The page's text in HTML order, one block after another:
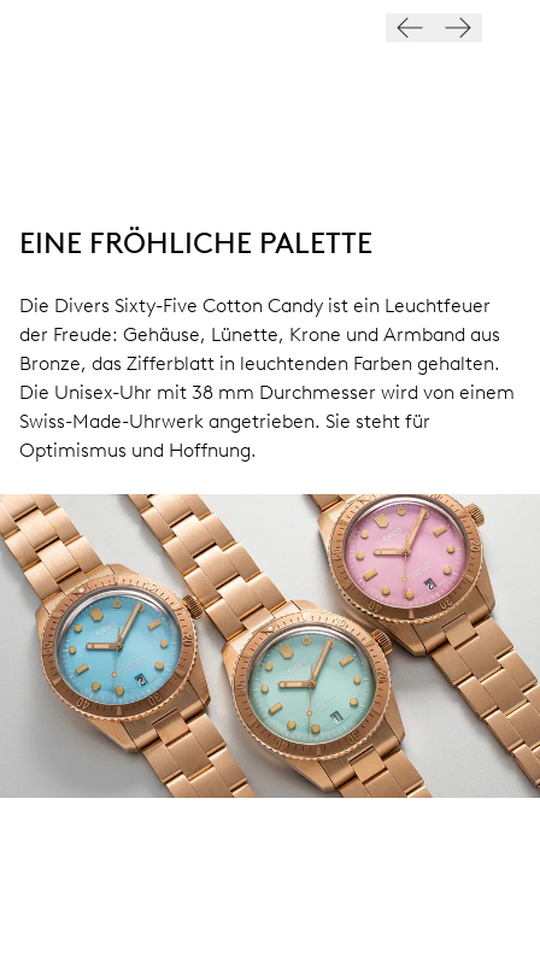
EINE FRÖHLICHE PALETTE
Die Divers Sixty-Five Cotton Candy ist ein Leuchtfeuer
der Freude: Gehäuse, Lünette, Krone und Armband aus
Bronze, das Zifferblatt in leuchtenden Farben gehalten.
Die Unisex-Uhr mit 38 mm Durchmesser wird von einem
Swiss-Made-Uhrwerk angetrieben. Sie steht für
Optimismus und Hoffnung.